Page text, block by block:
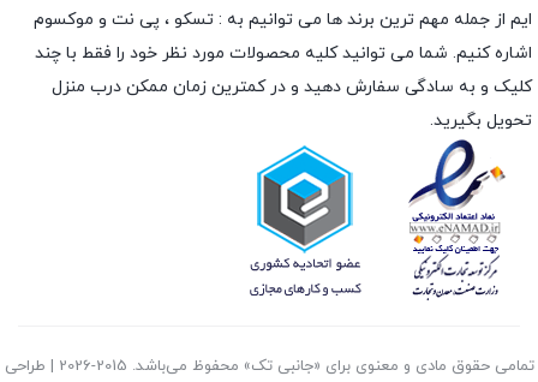
ایم از جمله مهم ترین برند ها می توانیم به : تسکو ، پی نت و موکسوم
اشاره کنیم. شما می توانید کلیه محصولات مورد نظر خود را فقط با چند
کلیک و به سادگی سفارش دهید و در کمترین زمان ممکن درب منزل
تحویل بگیرید.
تمامی حقوق مادی و معنوی برای «جانبی تک» محفوظ می‌باشد. 2015-2026 | طراحی